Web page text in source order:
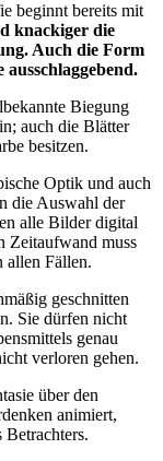
beginnt bereits mit
knackiger die
Auch die Form
Biegung
auch die Blätter
besitzen.
Optik und auch
die Auswahl der
alle Bilder digital
Zeitaufwand muss
allen Fällen.
geschnitten
Sie dürfen nicht
genau
verloren gehen.
über den
animiert,
Betrachters.